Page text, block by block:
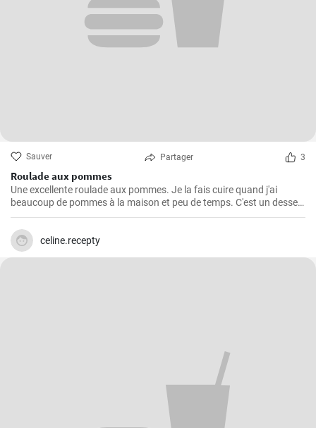
Sauver Partager 3
Roulade aux pommes
Une excellente roulade aux pommes. Je la fais cuire quand j'ai
beaucoup de pommes à la maison et peu de temps. C'est un dessert
rapide et facile qui plait toujours.
celine.recepty